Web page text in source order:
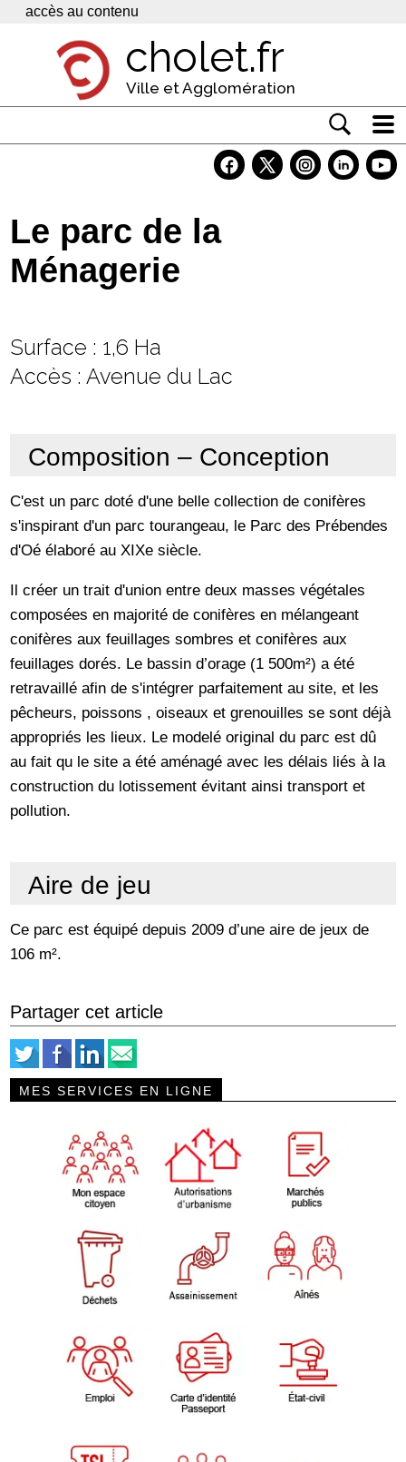
Panneau de gestion des cookies
accès au contenu
cholet.fr
Ville et Agglomération
Economie
Services
Le parc de la
Ménagerie
Surface : 1,6 Ha
Accès : Avenue du Lac
Composition – Conception
C'est un parc doté d'une belle collection de conifères
s'inspirant d'un parc tourangeau, le Parc des Prébendes
d'Oé élaboré au XIXe siècle.
Il créer un trait d'union entre deux masses végétales
composées en majorité de conifères en mélangeant
conifères aux feuillages sombres et conifères aux
feuillages dorés. Le bassin d’orage (1 500m²) a été
retravaillé afin de s'intégrer parfaitement au site, et les
pêcheurs, poissons , oiseaux et grenouilles se sont déjà
appropriés les lieux. Le modelé original du parc est dû
au fait qu le site a été aménagé avec les délais liés à la
construction du lotissement évitant ainsi transport et
pollution.
Aire de jeu
Ce parc est équipé depuis 2009 d’une aire de jeux de
106 m².
Partager cet article
MES SERVICES EN LIGNE